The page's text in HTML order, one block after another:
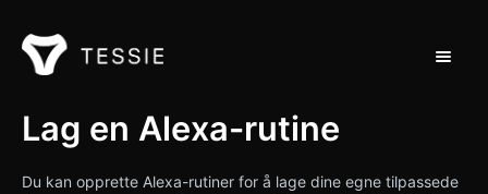
Bytt
Støtte hjem
Kontakt
Lag en Alexa-rutine
Du kan opprette Alexa-rutiner for å lage dine egne tilpassede